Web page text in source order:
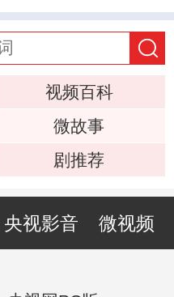
视频百科
微故事
剧推荐
央视影音 微视频